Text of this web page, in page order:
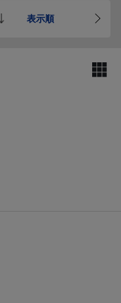
表示順